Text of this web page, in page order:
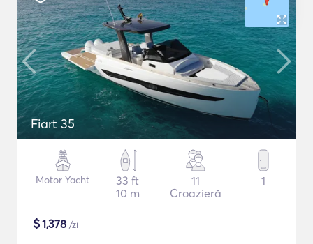
Fiart 35
Motor Yacht
33 ft
10 m
11
Croazieră
1
$1,378 /zi